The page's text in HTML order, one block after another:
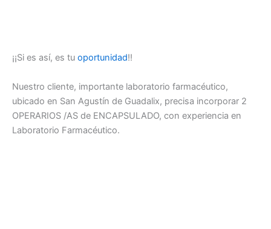
¡¡Si es así, es tu oportunidad!!
Nuestro cliente, importante laboratorio farmacéutico,
ubicado en San Agustín de Guadalix, precisa incorporar 2
OPERARIOS /AS de ENCAPSULADO, con experiencia en
Laboratorio Farmacéutico.